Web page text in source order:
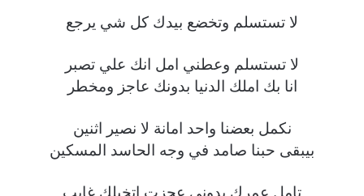
لا تستسلم وتخضع بيدك كل شي يرجع
لا تستسلم وعطني امل انك علي تصبر
انا بك املك الدنيا بدونك عاجز ومخطر
نكمل بعضنا واحد امانة لا نصير اثنين
بيبقى حبنا صامد في وجه الحاسد المسكين
تامل عمرك بدوني عجزت اتخيلك غايب